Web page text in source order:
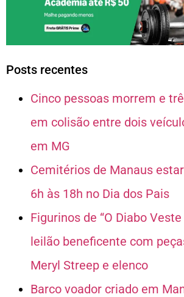
Posts recentes
Cinco pessoas morrem e
em colisão entre dois
em MG
Cemitérios de Manaus
6h às 18h no Dia dos Pais
Figurinos de “O Diabo
leilão beneficente com
Meryl Streep e elenco
Barco voador criado em